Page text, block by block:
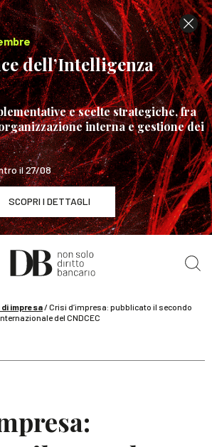
dell’Intelligenza
e scelte strategiche, fra
interna e gestione dei
il 27/08
SCOPRI I DETTAGLI
/ 17 settembre
dell’Intelligenza Artificiale
di impresa/Crisi d’impresa: pubblicato il secondo
del CNDCEC